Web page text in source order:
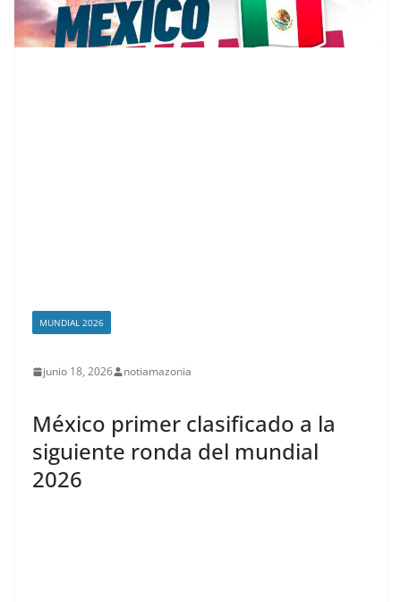
MUNDIAL 2026
junio 18, 2026 notiamazonia
México primer clasificado a la
siguiente ronda del mundial
2026